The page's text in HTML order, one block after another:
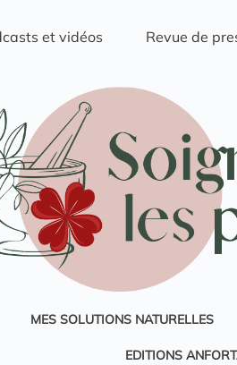
et vidéos Revue de
MES SOLUTIONS NATURELLES
EDITIONS